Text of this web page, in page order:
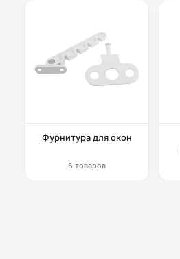
Фурнитура для окон
6 товаров